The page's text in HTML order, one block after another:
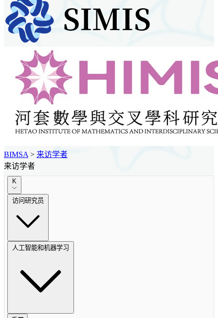
BIMSA > 来访学者
来访学者
K
访问研究员
人工智能和机器学习